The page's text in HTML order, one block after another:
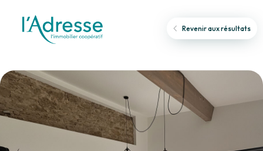
Revenir aux résultats